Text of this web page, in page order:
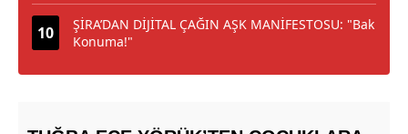
ŞİRA’DAN DİJİTAL ÇAĞIN AŞK MANİFESTOSU: "Bak
Konuma!"